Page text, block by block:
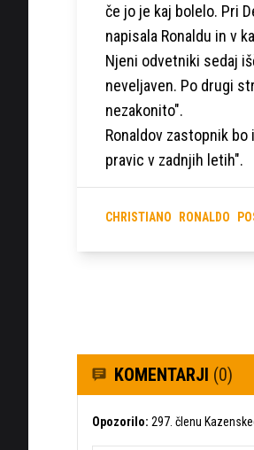
če jo je kaj bolelo. Pri
napisala Ronaldu in v
Njeni odvetniki sedaj
neveljaven. Po drugi
nezakonito".
Ronaldov zastopnik
pravic v zadnjih letih".
CHRISTIANO RONALDO
KOMENTARJI (0)
Opozorilo: 297. členu